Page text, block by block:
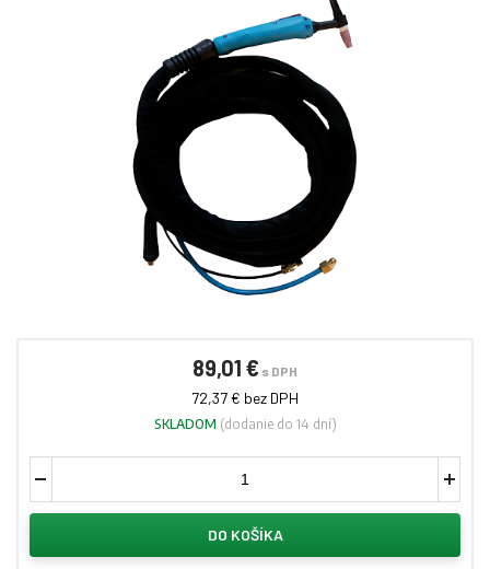
89,01 € s DPH
72,37 € bez DPH
SKLADOM (dodanie do 14 dní)
DO KOŠÍKA